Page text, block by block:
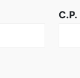
C.P.